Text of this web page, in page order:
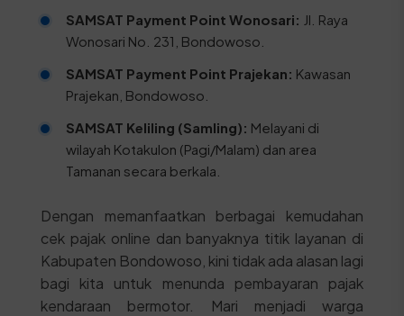
SAMSAT Payment Point Wonosari: Jl. Raya
Wonosari No. 231, Bondowoso.
SAMSAT Payment Point Prajekan: Kawasan
Prajekan, Bondowoso.
SAMSAT Keliling (Samling): Melayani di
wilayah Kotakulon (Pagi/Malam) dan area
Tamanan secara berkala.
Dengan memanfaatkan berbagai kemudahan
cek pajak online dan banyaknya titik layanan di
Kabupaten Bondowoso, kini tidak ada alasan lagi
bagi kita untuk menunda pembayaran pajak
kendaraan bermotor. Mari menjadi warga